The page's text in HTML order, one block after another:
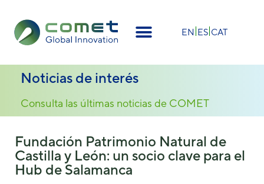
EN ES CAT
Noticias de interés
Consulta las últimas noticias de COMET
Fundación Patrimonio Natural de
Castilla y León: un socio clave para el
Hub de Salamanca